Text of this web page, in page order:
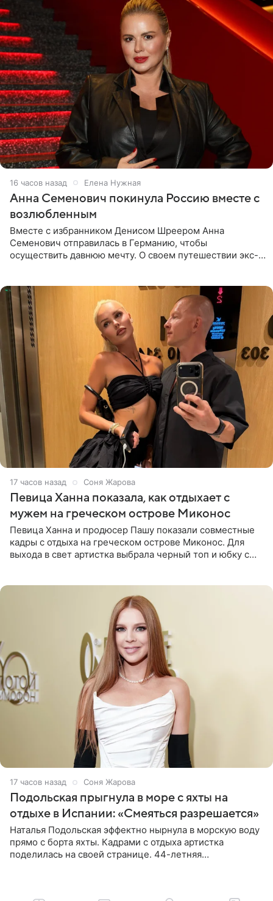
16 часов назад Елена Нужная
Анна Семенович покинула Россию вместе с
возлюбленным
Вместе с избранником Денисом Шреером Анна
Семенович отправилась в Германию, чтобы
осуществить давнюю мечту. О своем путешествии экс-
17 часов назад Соня Жарова
Певица Ханна показала, как отдыхает с
мужем на греческом острове Миконос
Певица Ханна и продюсер Пашу показали совместные
кадры с отдыха на греческом острове Миконос. Для
выхода в свет артистка выбрала черный топ и юбку с
17 часов назад Соня Жарова
Подольская прыгнула в море с яхты на
отдыхе в Испании: «Смеяться разрешается»
Наталья Подольская эффектно нырнула в морскую воду
прямо с борта яхты. Кадрами с отдыха артистка
поделилась на своей странице. 44-летняя